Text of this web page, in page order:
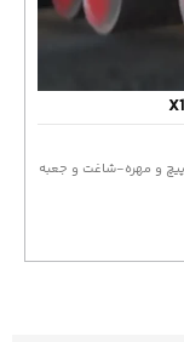
و مهره-شاغت و جعبه